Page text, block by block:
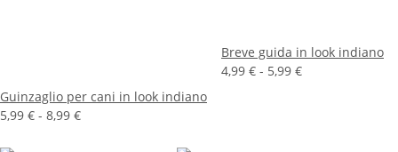
Guinzaglio per cani in look indiano
5,99 € - 8,99 €
Breve guida in look indiano
4,99 € - 5,99 €